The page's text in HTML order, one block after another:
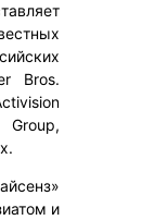
Bros.
и